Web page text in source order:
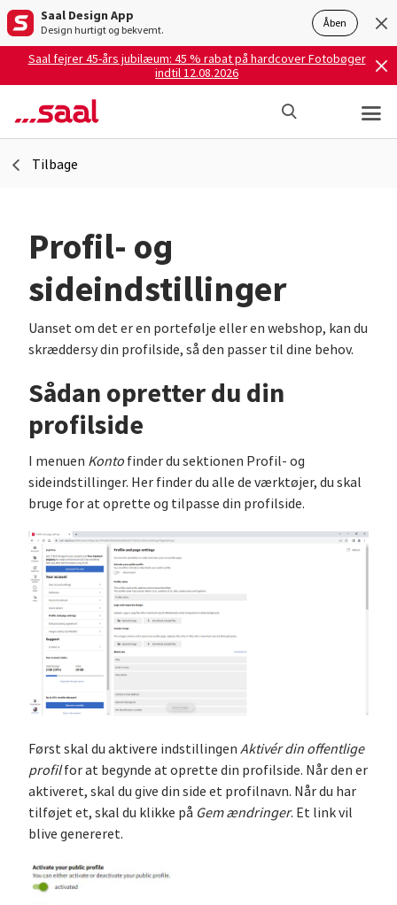
Saal Design App
Design hurtigt og bekvemt. Åben
Saal fejrer 45-års jubilæum: 45 % rabat på hardcover Fotobøger
indtil 12.08.2026
Tilbage
Profil- og
sideindstillinger
Uanset om det er en portefølje eller en webshop, kan du
skræddersy din profilside, så den passer til dine behov.
Sådan opretter du din
profilside
I menuen Konto finder du sektionen Profil- og
sideindstillinger. Her finder du alle de værktøjer, du skal
bruge for at oprette og tilpasse din profilside.
Først skal du aktivere indstillingen Aktivér din offentlige
profilfor at begynde at oprette din profilside. Når den er
aktiveret, skal du give din side et profilnavn. Når du har
tilføjet et, skal du klikke på Gem ændringer. Et link vil
blive genereret.